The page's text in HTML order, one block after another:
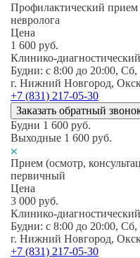
Профилактический прием
невролога
Цена
1 600 руб.
Клинико-
Будни: c 8:00 до 20:00,
г. Нижний Новгород,
+7 (831) 217-05-30
Заказать обратный
Будни 1 600 руб.
Выходные 1 600 руб.
Прием (осмотр,
первичный
Цена
3 000 руб.
Клинико-
Будни: c 8:00 до 20:00,
г. Нижний Новгород,
+7 (831) 217-05-30